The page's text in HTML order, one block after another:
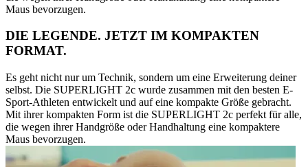
Maus bevorzugen.
DIE LEGENDE. JETZT IM KOMPAKTEN
FORMAT.
Es geht nicht nur um Technik, sondern um eine Erweiterung deiner
selbst. Die SUPERLIGHT 2c wurde zusammen mit den besten E-
Sport-Athleten entwickelt und auf eine kompakte Größe gebracht.
Mit ihrer kompakten Form ist die SUPERLIGHT 2c perfekt für alle,
die wegen ihrer Handgröße oder Handhaltung eine kompaktere
Maus bevorzugen.